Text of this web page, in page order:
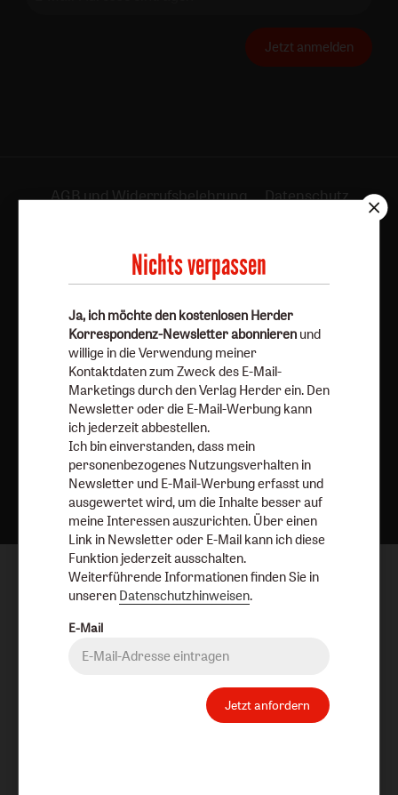
Jetzt anmelden
AGB und Widerrufsbelehrung
Datenschutz
Vertrag widerrufen Abo online kündigen
Nach oben
Nichts verpassen
Ja, ich möchte den kostenlosen Herder
Korrespondenz-Newsletter abonnieren und
willige in die Verwendung meiner
Kontaktdaten zum Zweck des E-Mail-
Marketings durch den Verlag Herder ein. Den
Newsletter oder die E-Mail-Werbung kann
ich jederzeit abbestellen.
Ich bin einverstanden, dass mein
personenbezogenes Nutzungsverhalten in
Newsletter und E-Mail-Werbung erfasst und
ausgewertet wird, um die Inhalte besser auf
meine Interessen auszurichten. Über einen
Link in Newsletter oder E-Mail kann ich diese
Funktion jederzeit ausschalten.
Weiterführende Informationen finden Sie in
unseren Datenschutzhinweisen.
E-Mail
Jetzt anfordern